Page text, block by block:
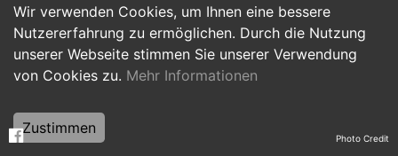
Wir verwenden Cookies, um Ihnen eine bessere
Nutzererfahrung zu ermöglichen. Durch die Nutzung
unserer Webseite stimmen Sie unserer Verwendung
von Cookies zu. Mehr Informationen
Zustimmen
Personalwesen Assistenz, Sekretariat
Hilfskräfte, Aushilfs- und Nebenjobs
Weiterbildung, Studium, duale Ausbildung Photo Credit